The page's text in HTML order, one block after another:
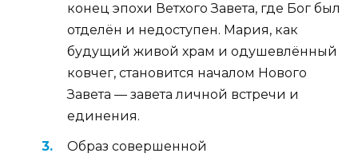
конец эпохи Ветхого Завета, где Бог был
отделён и недоступен. Мария, как
будущий живой храм и одушевлённый
ковчег, становится началом Нового
Завета — завета личной встречи и
единения.
Образ совершенной